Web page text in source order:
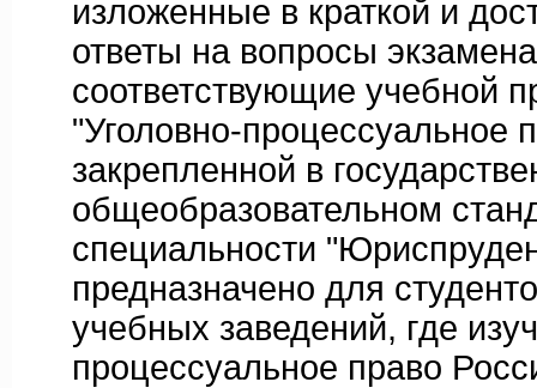
изложенные в краткой и
ответы на вопросы
соответствующие учебной
"Уголовно-процессуальное
закрепленной в
общеобразовательном
специальности
предназначено для
учебных заведений, где
процессуальное право